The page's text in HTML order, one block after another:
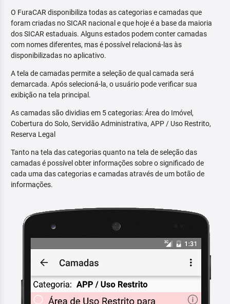
O FuraCAR disponibiliza todas as categorias e camadas que
foram criadas no SICAR nacional e que hoje é a base da maioria
dos SICAR estaduais. Alguns estados podem conter camadas
com nomes diferentes, mas é possível relacioná-las às
disponibilizadas no aplicativo.
A tela de camadas permite a seleção de qual camada será
demarcada. Após selecioná-la, o usuário pode verificar sua
exibição na tela principal.
As camadas são dividias em 5 categorias: Área do Imóvel,
Cobertura do Solo, Servidão Administrativa, APP / Uso Restrito,
Reserva Legal
Tanto na tela das categorias quanto na tela de seleção das
camadas é possível obter informações sobre o significado de
cada uma das categorias e camadas através de um botão de
informações.